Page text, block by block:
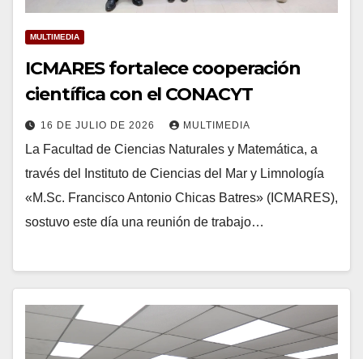
MULTIMEDIA
ICMARES fortalece cooperación
científica con el CONACYT
16 DE JULIO DE 2026 MULTIMEDIA
La Facultad de Ciencias Naturales y Matemática, a
través del Instituto de Ciencias del Mar y Limnología
«M.Sc. Francisco Antonio Chicas Batres» (ICMARES),
sostuvo este día una reunión de trabajo…